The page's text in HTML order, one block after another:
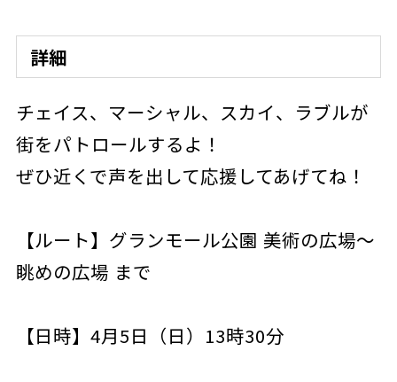
詳細
チェイス、マーシャル、スカイ、ラブルが
街をパトロールするよ！
ぜひ近くで声を出して応援してあげてね！
【ルート】グランモール公園 美術の広場～
眺めの広場 まで
【日時】4月5日（日）13時30分